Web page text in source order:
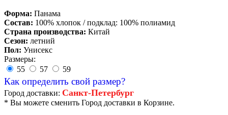
Форма: Панама
Состав: 100% хлопок / подклад: 100% полиамид
Страна производства: Китай
Сезон: летний
Пол: Унисекс
Размеры:
55
57 59
Как определить свой размер?
Город доставки: Санкт-Петербург
* Вы можете сменить Город доставки в Корзине.